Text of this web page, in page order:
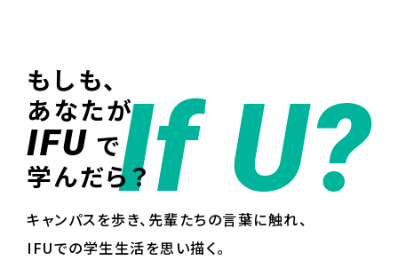
もしも、
あなたが
IFU で
学んだら？If U?
キャンパスを歩き、先輩たちの言葉に触れ、
IFUでの学生生活を思い描く。